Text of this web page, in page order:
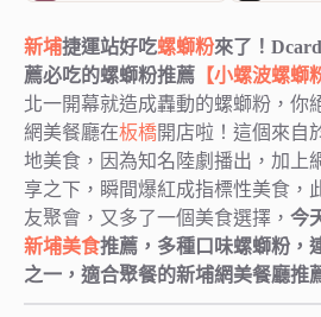
新埔捷運站好吃螺螄粉來了！
薦必吃的螺螄粉推薦 【小螺波螺螄
北一開幕就造成轟動的螺螄粉，你
網美餐廳在板橋開店啦！這個來自
地美食，因為知名陸劇播出，加上
享之下，瞬間爆紅成指標性美食，
友聚會，又多了一個美食選擇， 今
新埔美食推薦，多種口味螺螄粉，
之一，適合聚餐的新埔網美餐廳推